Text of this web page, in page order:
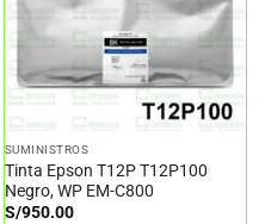
SUMINISTROS
Tinta Epson T12P T12P100
Negro, WP EM-C800
S/950.00